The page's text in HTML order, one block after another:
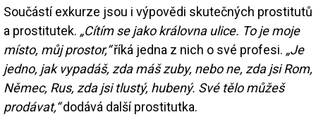
Součástí exkurze jsou i výpovědi skutečných prostitutů
a prostitutek. „Cítím se jako královna ulice. To je moje
místo, můj prostor,“říká jedna z nich o své profesi. „Je
jedno, jak vypadáš, zda máš zuby, nebo ne, zda jsi Rom,
Němec, Rus, zda jsi tlustý, hubený. Své tělo můžeš
prodávat,“dodává další prostitutka.